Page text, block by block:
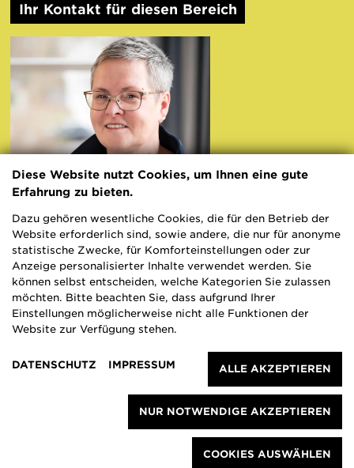
Ihr Kontakt für diesen Bereich
Ilka Dietrich-Kintzel
Kaufmännische Geschäftsführung
T +49 209 402 441-14
Diese Website nutzt Cookies, um Ihnen eine gute
Erfahrung zu bieten.
Dazu gehören wesentliche Cookies, die für den Betrieb der
Website erforderlich sind, sowie andere, die nur für anonyme
statistische Zwecke, für Komforteinstellungen oder zur
Anzeige personalisierter Inhalte verwendet werden. Sie
können selbst entscheiden, welche Kategorien Sie zulassen
möchten. Bitte beachten Sie, dass aufgrund Ihrer
Einstellungen möglicherweise nicht alle Funktionen der
Website zur Verfügung stehen.
ALLE AKZEPTIEREN
NUR NOTWENDIGE AKZEPTIEREN
COOKIES AUSWÄHLEN
DATENSCHUTZ IMPRESSUM